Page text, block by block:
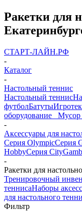
Ракетки для
СТАРТ-ЛАЙН.РФ
-
Каталог
-
Настольный теннис
Настольный теннис
футболБатуты
оборудование _
-
Аксессуары для
Серия OlympicСерия
HobbyСерия City
-
Ракетки для
Тренировочный
теннисаНаборы
для настольного
Фильтр